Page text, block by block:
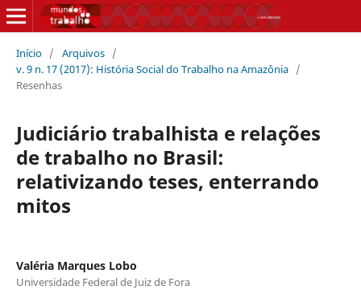
Início / Arquivos /
v. 9 n. 17 (2017): História Social do Trabalho na Amazônia /
Resenhas
Judiciário trabalhista e relações
de trabalho no Brasil:
relativizando teses, enterrando
mitos
Valéria Marques Lobo
Universidade Federal de Juiz de Fora